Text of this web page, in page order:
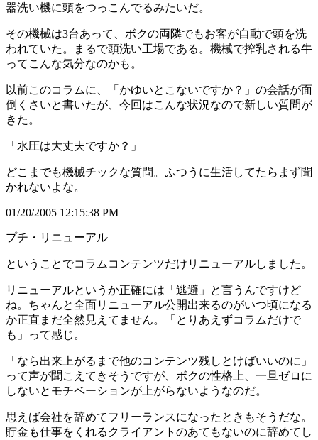
器洗い機に頭をつっこんでるみたいだ。
その機械は3台あって、ボクの両隣でもお客が自動で頭を洗
われていた。まるで頭洗い工場である。機械で搾乳される牛
ってこんな気分なのかも。
以前このコラムに、「かゆいとこないですか？」の会話が面
倒くさいと書いたが、今回はこんな状況なので新しい質問が
きた。
「水圧は大丈夫ですか？」
どこまでも機械チックな質問。ふつうに生活してたらまず聞
かれないよな。
01/20/2005 12:15:38 PM
プチ・リニューアル
ということでコラムコンテンツだけリニューアルしました。
リニューアルというか正確には「逃避」と言うんですけど
ね。ちゃんと全面リニューアル公開出来るのがいつ頃になる
か正直まだ全然見えてません。「とりあえずコラムだけで
も」って感じ。
「なら出来上がるまで他のコンテンツ残しとけばいいのに」
って声が聞こえてきそうですが、ボクの性格上、一旦ゼロに
しないとモチベーションが上がらないようなのだ。
思えば会社を辞めてフリーランスになったときもそうだな。
貯金も仕事をくれるクライアントのあてもないのに辞めてし